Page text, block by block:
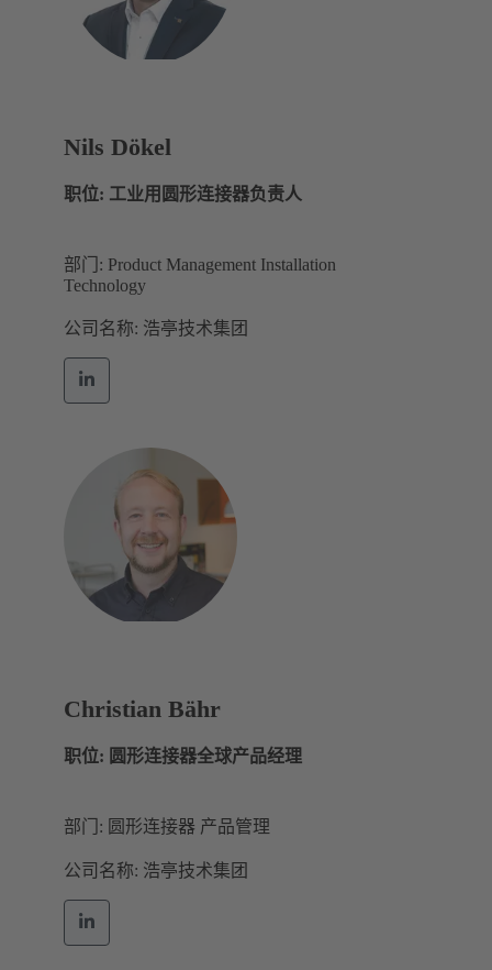
Nils Dökel
职位: 工业用圆形连接器负责人
部门: Product Management Installation
Technology
公司名称: 浩亭技术集团
Christian Bähr
职位: 圆形连接器全球产品经理
部门: 圆形连接器 产品管理
公司名称: 浩亭技术集团